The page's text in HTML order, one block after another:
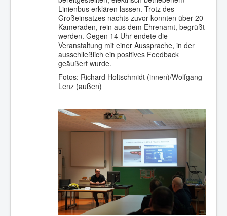
Linienbus erklären lassen. Trotz des
Großeinsatzes nachts zuvor konnten über 20
Kameraden, rein aus dem Ehrenamt, begrüßt
werden. Gegen 14 Uhr endete die
Veranstaltung mit einer Aussprache, in der
ausschließlich ein positives Feedback
geäußert wurde.
Fotos: Richard Holtschmidt (innen)/Wolfgang
Lenz (außen)